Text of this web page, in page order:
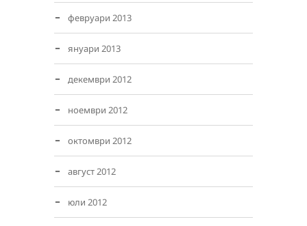
февруари 2013
януари 2013
декември 2012
ноември 2012
октомври 2012
август 2012
юли 2012